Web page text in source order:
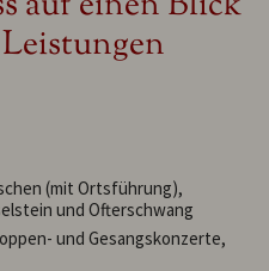
(mit Ortsführung),
und Ofterschwang
und Gesangskonzerte,